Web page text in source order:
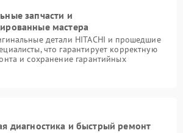
запчасти и
мастера
детали HITACHI и прошедшие
что гарантирует корректную
и сохранение гарантийных
диагностика и быстрый ремонт